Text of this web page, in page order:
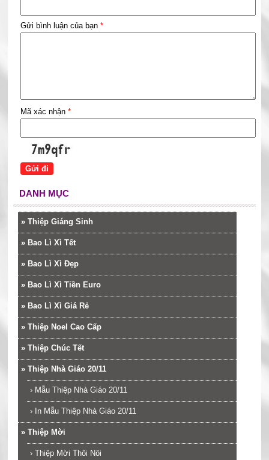
Gửi bình luận của bạn *
Mã xác nhận *
DANH MỤC
» Thiệp Giáng Sinh
» Bao Lì Xì Tết
» Bao Lì Xì Đẹp
» Bao Lì Xì Tiền Euro
» Bao Lì Xì Giá Rẻ
» Thiệp Noel Cao Cấp
» Thiệp Chúc Tết
» Thiệp Nhà Giáo 20/11
› Mẫu Thiệp Nhà Giáo 20/11
› In Mẫu Thiệp Nhà Giáo 20/11
» Thiệp Mời
› Thiệp Mời Thôi Nôi